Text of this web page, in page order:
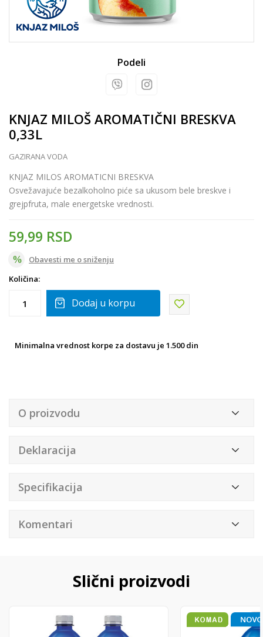
Podeli
KNJAZ MILOŠ AROMATIČNI BRESKVA
0,33L
GAZIRANA VODA
KNJAZ MILOS AROMATICNI BRESKVA
Osvežavajuće bezalkoholno piće sa ukusom bele breskve i
grejpfruta, male energetske vrednosti.
59,99 RSD
Obavesti me o sniženju
Količina:
Dodaj u korpu
Minimalna vrednost korpe za dostavu je 1.500 din
O proizvodu
Deklaracija
Specifikacija
Komentari
Slični proizvodi